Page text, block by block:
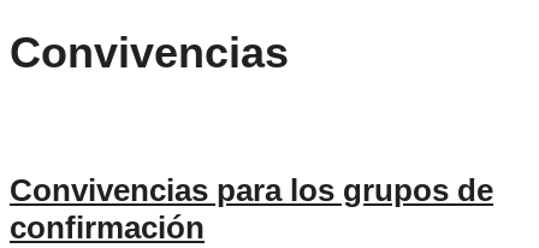
Convivencias
Convivencias para los grupos de
confirmación